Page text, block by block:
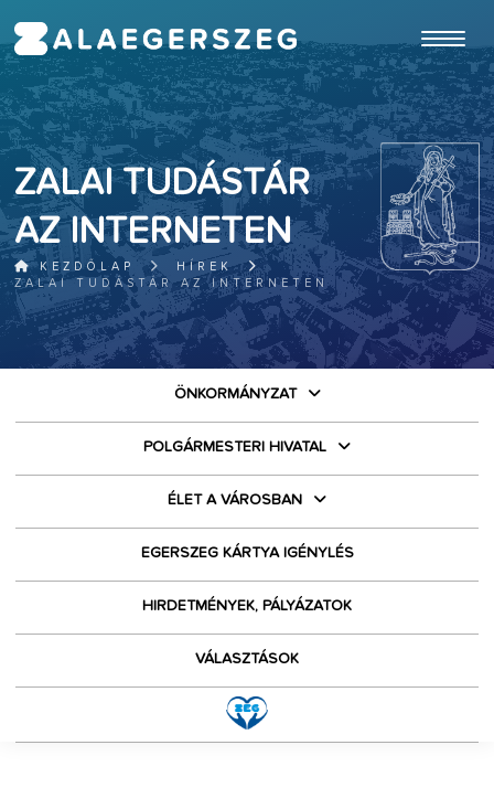
ZALAI TUDÁSTÁR
AZ INTERNETEN
KEZDŐLAP
HÍREK
ZALAI TUDÁSTÁR AZ INTERNETEN
ÖNKORMÁNYZAT
POLGÁRMESTERI HIVATAL
ÉLET A VÁROSBAN
EGERSZEG KÁRTYA IGÉNYLÉS
HIRDETMÉNYEK, PÁLYÁZATOK
VÁLASZTÁSOK